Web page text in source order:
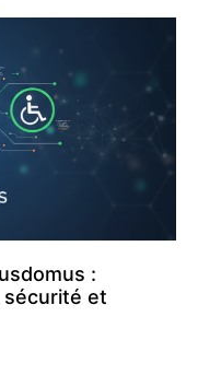
:
sécurité et